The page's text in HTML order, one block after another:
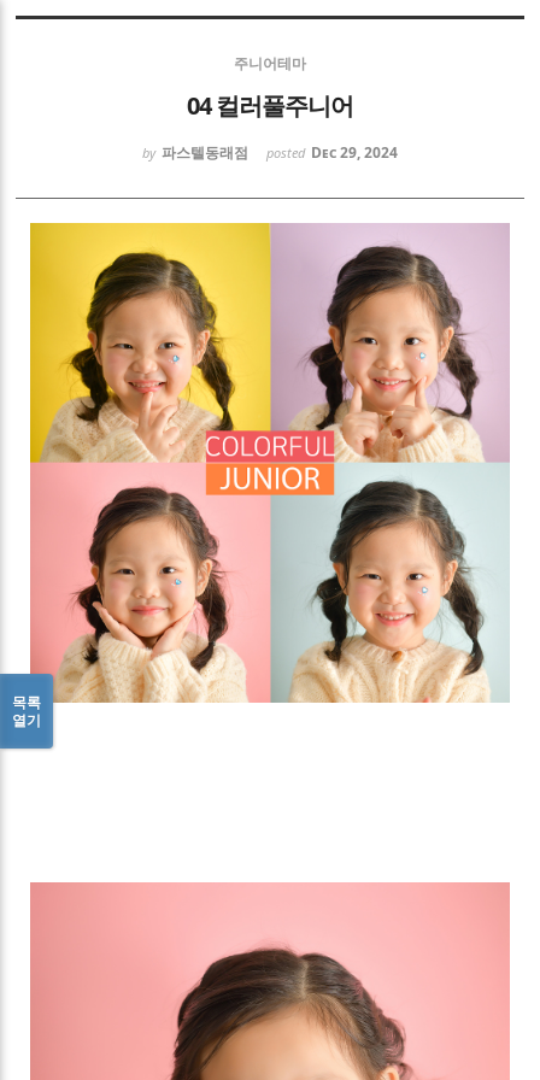
주니어테마
04 컬러풀주니어
by 파스텔동래점 posted Dec 29, 2024
목록
열기
Sketchbook5, 스케치북5
Sketchbook5, 스케치북5